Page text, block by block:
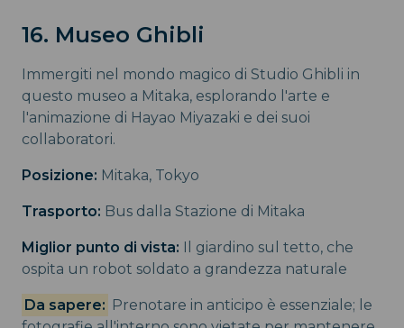
16. Museo Ghibli
Immergiti nel mondo magico di Studio Ghibli in
questo museo a Mitaka, esplorando l'arte e
l'animazione di Hayao Miyazaki e dei suoi
collaboratori.
Posizione: Mitaka, Tokyo
Trasporto: Bus dalla Stazione di Mitaka
Miglior punto di vista: Il giardino sul tetto, che
ospita un robot soldato a grandezza naturale
Da sapere: Prenotare in anticipo è essenziale; le